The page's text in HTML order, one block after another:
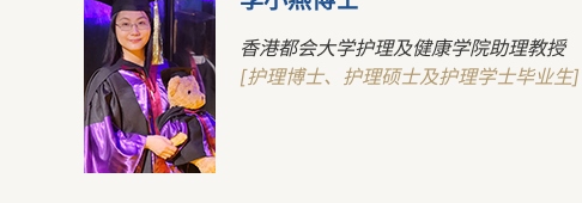
香港都会大学护理及健康学院助理教授
[护理博士、护理硕士及护理学士毕业生]